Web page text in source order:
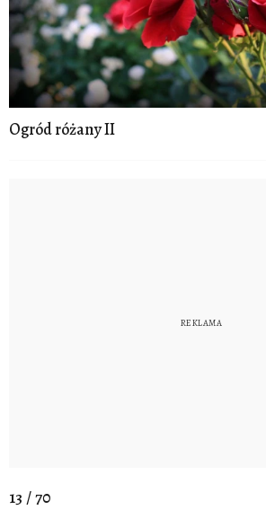
Ogród różany II
13 / 70